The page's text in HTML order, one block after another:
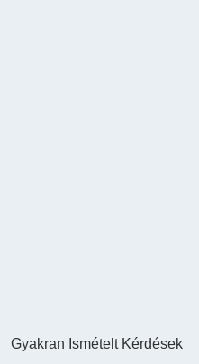
Gyakran Ismételt Kérdések